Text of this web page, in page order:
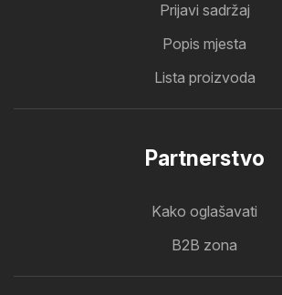
Prijavi sadržaj
Popis mjesta
Lista proizvoda
Partnerstvo
Kako oglašavati
B2B zona